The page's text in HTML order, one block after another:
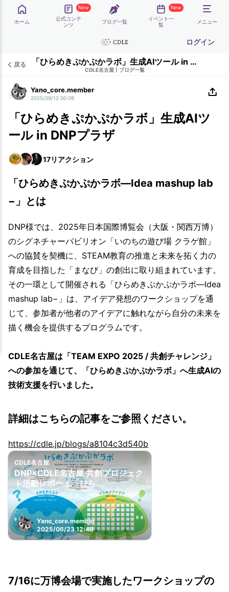
ホーム
New
公式コンテ
ンツ
ブログ一覧
New
イベント一
覧
メニュー
ログイン
戻る 「ひらめきぷかぷかラボ」生成AIツール in DNPプラザ
CDLE名古屋 ブログ一覧
Yano_core.member
2025/09/12 00:09
「ひらめきぷかぷかラボ」生成AIツ
ール in DNPプラザ
17リアクション
「ひらめきぷかぷかラボ―Idea mashup lab
−」とは
DNP様では、2025年日本国際博覧会（大阪・関西万博）
のシグネチャーパビリオン「いのちの遊び場 クラゲ館」
への協賛を契機に、STEAM教育の推進と未来を拓く力の
育成を目指した「まなび」の創出に取り組まれています。
その一環として開催される「ひらめきぷかぷかラボ―Idea
mashup lab−」は、アイデア発想のワークショップを通
じて、参加者が他者のアイデアに触れながら自分の未来を
描く機会を提供するプログラムです。
CDLE名古屋は「TEAM EXPO 2025 / 共創チャレンジ」
への参加を通じて、「ひらめきぷかぷかラボ」へ生成AIの
技術支援を行いました。
詳細はこちらの記事をご参照ください。
https://cdle.jp/blogs/a8104c3d540b
CDLE名古屋
DNP×CDLE名古屋 共創プロジェク
ト活動レポート「ひら...
Yano_core.member
2025/06/23 12:48
7/16に万博会場で実施したワークショップの